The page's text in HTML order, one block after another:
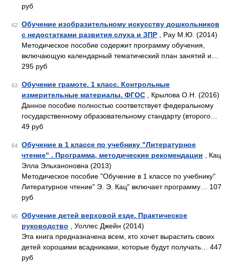
руб
62
Обучение изобразительному искусству дошкольников
с недостатками развития слуха и ЗПР , Рау М.Ю. (2014)
Методическое пособие содержит программу обучения,
включающую календарный тематический план занятий и…
295 руб
63
Обучение грамоте. 1 класс. Контрольные
измерительные материалы. ФГОС , Крылова О.Н. (2016)
Данное пособие полностью соответствует федеральному
государственному образовательному стандарту (второго…
49 руб
64
Обучение в 1 классе по учебнику "Литературное
чтение" . Программа, методические рекомендации , Кац
Элла Эльханоновна (2013)
Методическое пособие "Обучение в 1 классе по учебнику"
Литературное чтение" Э. Э. Кац" включает программу… 107
руб
65
Обучение детей верховой езде. Практическое
руководство , Уоллес Джейн (2014)
Эта книга предназначена всем, кто хочет вырастить своих
детей хорошими всадниками, которые будут получать… 447
руб